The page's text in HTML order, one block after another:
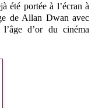
été portée à l’écran à
de Allan Dwan avec
d’or du cinéma